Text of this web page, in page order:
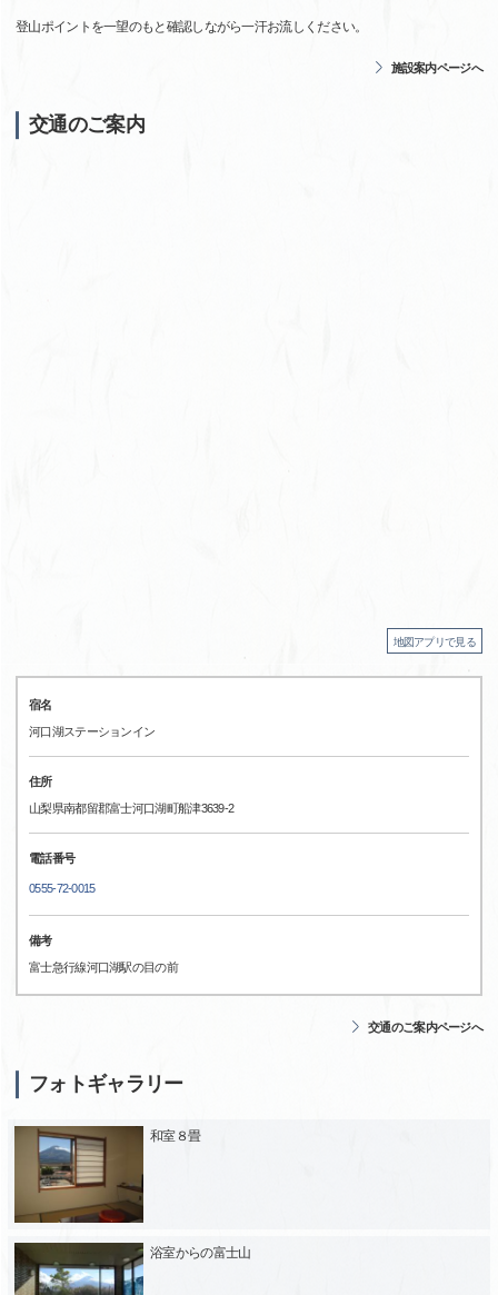
登山ポイントを一望のもと確認しながら一汗お流しください。
施設案内ページへ
交通のご案内
地図アプリで見る
宿名
河口湖ステーションイン
住所
山梨県南都留郡富士河口湖町船津3639-2
電話番号
0555-72-0015
備考
富士急行線河口湖駅の目の前
交通のご案内ページへ
フォトギャラリー
和室８畳
浴室からの富士山